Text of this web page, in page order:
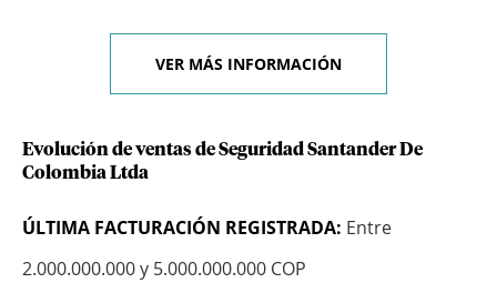
VER MÁS INFORMACIÓN
Evolución de ventas de Seguridad Santander De
Colombia Ltda
ÚLTIMA FACTURACIÓN REGISTRADA: Entre
2.000.000.000 y 5.000.000.000 COP